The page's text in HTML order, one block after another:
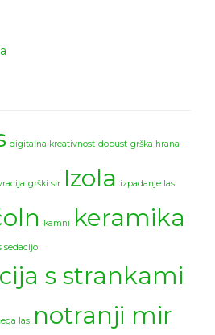
digitalna kreativnost dopust grška hrana
grški sir Izola izpadanje las
kamni keramika
sedacijo
s strankami
las notranji mir